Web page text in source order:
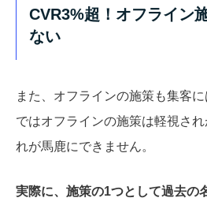
CVR3%超！オフライン
ない
また、オフラインの施策も集客
ではオフラインの施策は軽視さ
れが馬鹿にできません。
実際に、施策の1つとして過去の